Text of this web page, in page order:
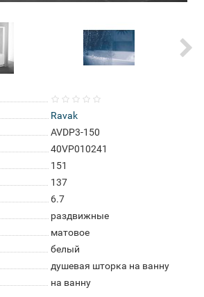
Ravak
AVDP3-150
40VP010241
151
137
6.7
раздвижные
матовое
белый
душевая шторка на ванну
на ванну